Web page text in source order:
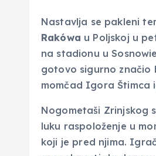
Nastavlja se pakleni
Rakówa u Poljskoj u
na stadionu u
gotovo sigurno značio
momčad Igora Štimca
Nogometaši Zrinjskog
luku raspoloženje u
koji je pred njima.